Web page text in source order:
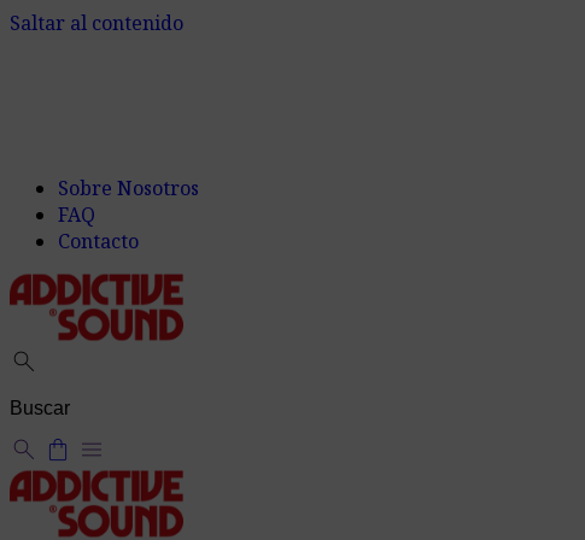
Saltar al contenido
Sobre Nosotros
FAQ
Contacto
search
search shopping_bag menu